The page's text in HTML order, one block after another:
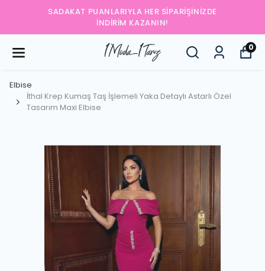
SADAKAT PUANLARIYLA HER SIPARIŞINIZDE
İNDIRIM KAZANIN!
0
Elbise
İthal Krep Kumaş Taş İşlemeli Yaka Detaylı Astarlı Özel
Tasarım Maxi Elbise